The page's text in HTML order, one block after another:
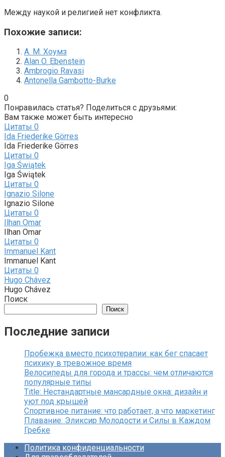
Между наукой и религией нет конфликта.
Похожие записи:
A. M. Хоумз
Alan O. Ebenstein
Ambrogio Ravasi
Antonella Gambotto-Burke
0
Понравилась статья? Поделиться с друзьями:
Вам также может быть интересно
Цитаты 0
Ida Friederike Görres
Ida Friederike Görres
Цитаты 0
Iga Świątek
Iga Świątek
Цитаты 0
Ignazio Silone
Ignazio Silone
Цитаты 0
Ilhan Omar
Ilhan Omar
Цитаты 0
Immanuel Kant
Immanuel Kant
Цитаты 0
Hugo Chávez
Hugo Chávez
Поиск
Поиск
Последние записи
Пробежка вместо психотерапии: как бег спасает
психику в тревожное время
Велосипеды для города и трассы: чем отличаются
популярные типы
Title: Нестандартные мансардные окна: дизайн и
уют под крышей
Спортивное питание: что работает, а что маркетинг
Плавание: Эликсир Молодости и Силы в Каждом
Гребке
Политика конфиденциальности